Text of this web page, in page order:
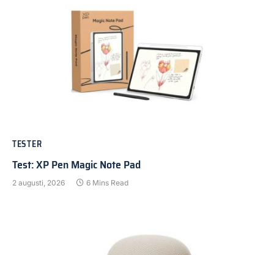
TESTER
Test: XP Pen Magic Note Pad
2 augusti, 2026 6 Mins Read